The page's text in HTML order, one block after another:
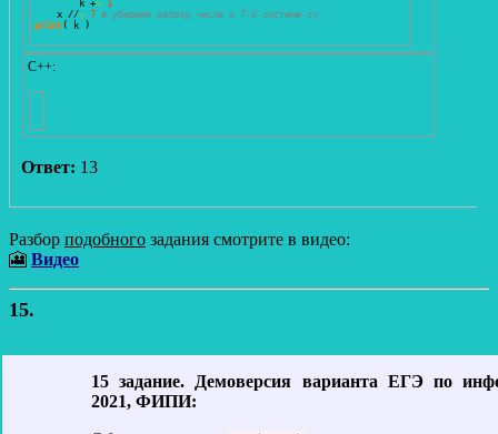
        k +
= 1
    x //
= 7 # убираем разряд числа в 7-й системе сч.
print ( k )
С++:
Ответ: 13
Разбор подобного задания смотрите в видео:
🎦 Видео
15.
15 задание. Демоверсия варианта ЕГЭ по
2021, ФИПИ: